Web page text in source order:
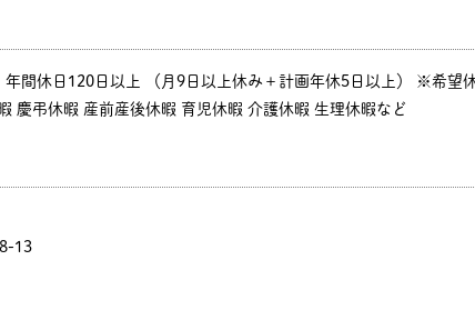
年間休日120日以上 （月9日以上休み＋計画年休5日以上） ※希望
慶弔休暇 産前産後休暇 育児休暇 介護休暇 生理休暇など
13